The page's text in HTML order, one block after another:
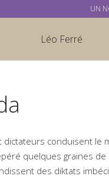
Léo Ferré
conduisent le
quelques graines
des diktats
UN